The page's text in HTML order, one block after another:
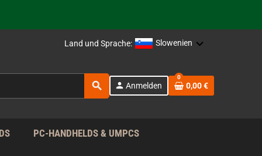
Land und Sprache: Slowenien
search person Anmelden
0
0,00 €
PC-HANDHELDS & UMPCS